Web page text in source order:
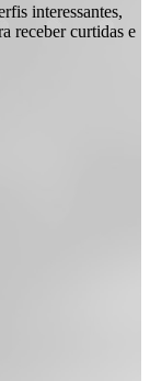
interessantes,
receber curtidas e